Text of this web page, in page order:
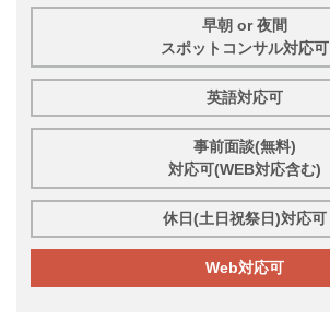
早朝 or 夜間
スポットコンサル対応可
英語対応可
事前面談(無料)
対応可(WEB対応含む)
休日(土日祝祭日)対応可
Web対応可